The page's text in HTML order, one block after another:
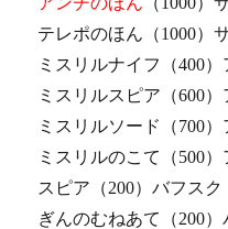
テレポのほん（1000）
ミスリルナイフ（400
ミスリルスピア（600
ミスリルソード（700
ミスリルのこて（500
スピア（200）バフスク
ぎんのむねあて（200）